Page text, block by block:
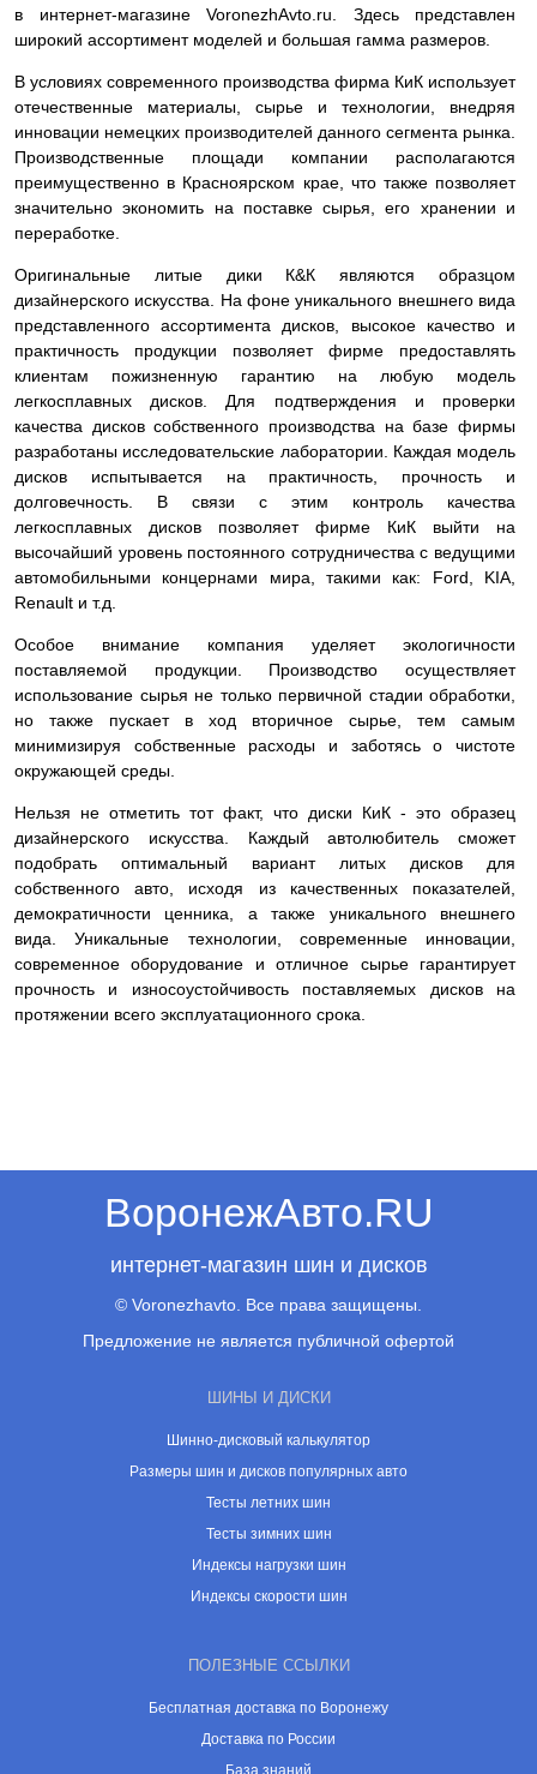
в интернет-магазине VoronezhAvto.ru. Здесь представлен
широкий ассортимент моделей и большая гамма размеров.
В условиях современного производства фирма КиК использует
отечественные материалы, сырье и технологии, внедряя
инновации немецких производителей данного сегмента рынка.
Производственные площади компании располагаются
преимущественно в Красноярском крае, что также позволяет
значительно экономить на поставке сырья, его хранении и
переработке.
Оригинальные литые дики К&К являются образцом
дизайнерского искусства. На фоне уникального внешнего вида
представленного ассортимента дисков, высокое качество и
практичность продукции позволяет фирме предоставлять
клиентам пожизненную гарантию на любую модель
легкосплавных дисков. Для подтверждения и проверки
качества дисков собственного производства на базе фирмы
разработаны исследовательские лаборатории. Каждая модель
дисков испытывается на практичность, прочность и
долговечность. В связи с этим контроль качества
легкосплавных дисков позволяет фирме КиК выйти на
высочайший уровень постоянного сотрудничества с ведущими
автомобильными концернами мира, такими как: Ford, KIA,
Renault и т.д.
Особое внимание компания уделяет экологичности
поставляемой продукции. Производство осуществляет
использование сырья не только первичной стадии обработки,
но также пускает в ход вторичное сырье, тем самым
минимизируя собственные расходы и заботясь о чистоте
окружающей среды.
Нельзя не отметить тот факт, что диски КиК - это образец
дизайнерского искусства. Каждый автолюбитель сможет
подобрать оптимальный вариант литых дисков для
собственного авто, исходя из качественных показателей,
демократичности ценника, а также уникального внешнего
вида. Уникальные технологии, современные инновации,
современное оборудование и отличное сырье гарантирует
прочность и износоустойчивость поставляемых дисков на
протяжении всего эксплуатационного срока.
ВоронежАвто.RU
интернет-магазин шин и дисков
© Voronezhavto. Все права защищены.
Предложение не является публичной офертой
ШИНЫ И ДИСКИ
Шинно-дисковый калькулятор
Размеры шин и дисков популярных авто
Тесты летних шин
Тесты зимних шин
Индексы нагрузки шин
Индексы скорости шин
ПОЛЕЗНЫЕ ССЫЛКИ
Бесплатная доставка по Воронежу
Доставка по России
База знаний